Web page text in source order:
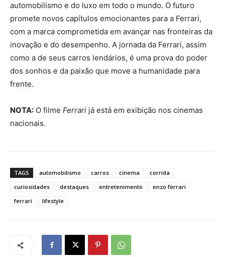
automobilismo e do luxo em todo o mundo. O futuro
promete novos capítulos emocionantes para a Ferrari,
com a marca comprometida em avançar nas fronteiras da
inovação e do desempenho. A jornada da Ferrari, assim
como a de seus carros lendários, é uma prova do poder
dos sonhos e da paixão que move a humanidade para
frente.
NOTA: O filme Ferrari já está em exibição nos cinemas
nacionais.
TAGS automobilismo carros cinema
corrida
curiosidades
destaques entretenimento
enzo ferrari
ferrari
lifestyle